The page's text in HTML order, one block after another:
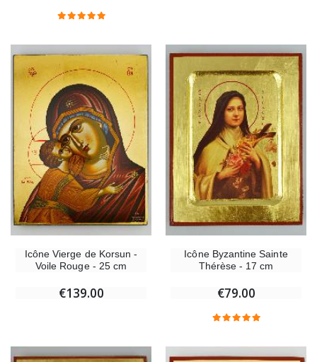
Icône Vierge de Korsun -
Voile Rouge - 25 cm
€139.00
Icône Byzantine Sainte
Thérèse - 17 cm
€79.00